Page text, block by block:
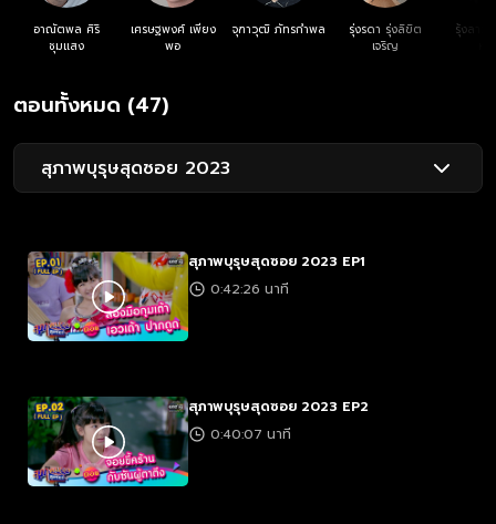
อาณัตพล ศิริ
ชุมแสง
เศรษฐพงศ์ เพียง
พอ
จุฑาวุฒิ ภัทรกำพล
รุ่งรดา รุ่งลิขิต
เจริญ
รุ้งลาวั
ตอนทั้งหมด (47)
สุภาพบุรุษสุดซอย 2023
สุภาพบุรุษสุดซอย 2023 EP1
0:42:26 นาที
สุภาพบุรุษสุดซอย 2023 EP2
0:40:07 นาที